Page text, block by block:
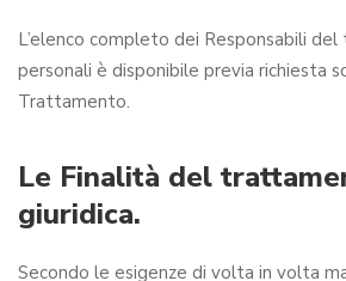
L’elenco completo dei Responsabili
personali è disponibile previa richiesta
Trattamento.
Le Finalità del
giuridica.
Secondo le esigenze di volta in volta